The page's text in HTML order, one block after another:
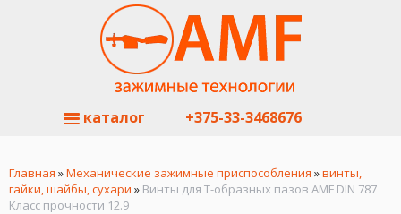
каталог +375-33-3468676
Главная »Механические зажимные приспособления »винты,
гайки, шайбы, сухари » Винты для T-образных пазов AMF DIN 787
Класс прочности 12.9